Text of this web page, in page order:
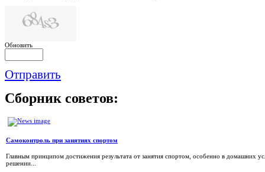
Обновить
Отправить
Сборник советов:
Самоконтроль при занятиях спортом
Главным принципом достижения результата от занятия спортом, особенно в домашних
решении...